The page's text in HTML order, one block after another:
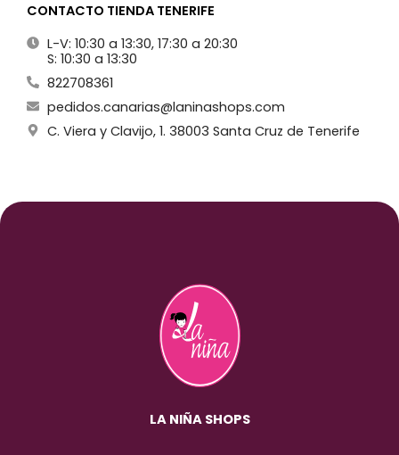
CONTACTO TIENDA TENERIFE
L-V: 10:30 a 13:30, 17:30 a 20:30
S: 10:30 a 13:30
822708361
pedidos.canarias@laninashops.com
C. Viera y Clavijo, 1. 38003 Santa Cruz de Tenerife
LA NIÑA SHOPS